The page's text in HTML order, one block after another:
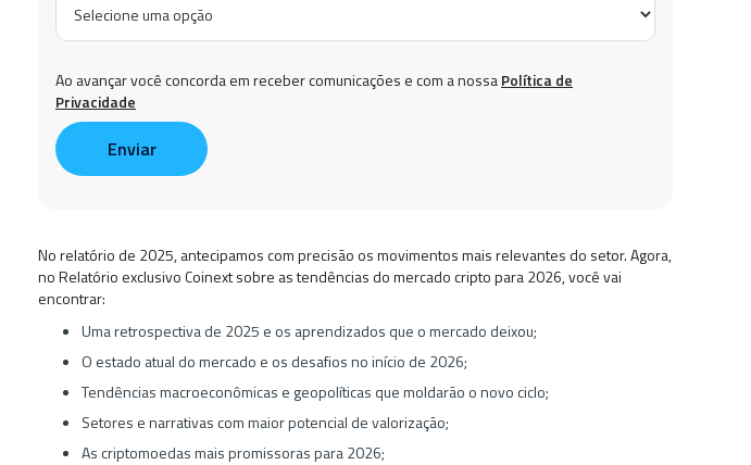
Ao avançar você concorda em receber comunicações e com a nossaPolítica de
Privacidade
No relatório de 2025, antecipamos com precisão os movimentos mais relevantes do setor. Agora,
no Relatório exclusivo Coinext sobre as tendências do mercado cripto para 2026, você vai
encontrar:
Uma retrospectiva de 2025 e os aprendizados que o mercado deixou;
O estado atual do mercado e os desafios no início de 2026;
Tendências macroeconômicas e geopolíticas que moldarão o novo ciclo;
Setores e narrativas com maior potencial de valorização;
As criptomoedas mais promissoras para 2026;